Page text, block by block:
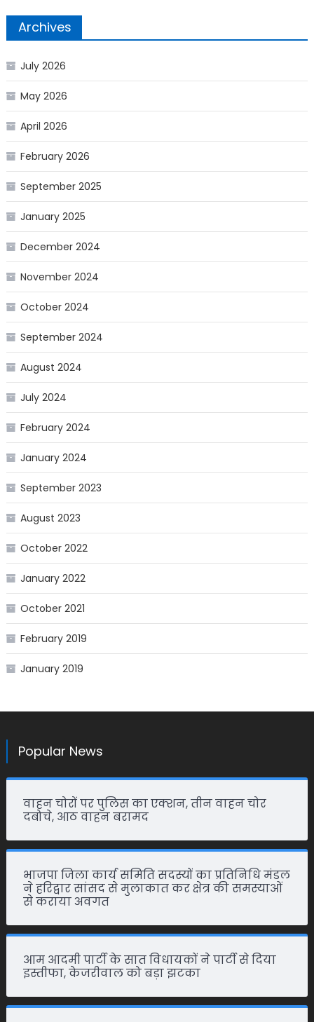
Archives
July 2026
May 2026
April 2026
February 2026
September 2025
January 2025
December 2024
November 2024
October 2024
September 2024
August 2024
July 2024
February 2024
January 2024
September 2023
August 2023
October 2022
January 2022
October 2021
February 2019
January 2019
Popular News
वाहन चोरों पर पुलिस का एक्शन, तीन वाहन चोर
दबोचे, आठ वाहन बरामद
भाजपा जिला कार्य समिति सदस्यों का प्रतिनिधि मंडल
ने हरिद्वार सांसद से मुलाकात कर क्षेत्र की समस्याओं
से कराया अवगत
आम आदमी पार्टी के सात विधायकों ने पार्टी से दिया
इस्तीफा, केजरीवाल को बड़ा झटका